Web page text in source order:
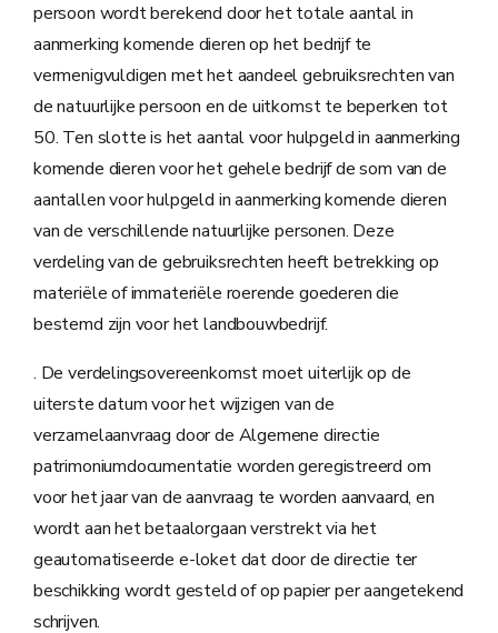
persoon wordt berekend door het totale aantal in
aanmerking komende dieren op het bedrijf te
vermenigvuldigen met het aandeel gebruiksrechten van
de natuurlijke persoon en de uitkomst te beperken tot
50. Ten slotte is het aantal voor hulpgeld in aanmerking
komende dieren voor het gehele bedrijf de som van de
aantallen voor hulpgeld in aanmerking komende dieren
van de verschillende natuurlijke personen. Deze
verdeling van de gebruiksrechten heeft betrekking op
materiële of immateriële roerende goederen die
bestemd zijn voor het landbouwbedrijf.
. De verdelingsovereenkomst moet uiterlijk op de
uiterste datum voor het wijzigen van de
verzamelaanvraag door de Algemene directie
patrimoniumdocumentatie worden geregistreerd om
voor het jaar van de aanvraag te worden aanvaard, en
wordt aan het betaalorgaan verstrekt via het
geautomatiseerde e-loket dat door de directie ter
beschikking wordt gesteld of op papier per aangetekend
schrijven.